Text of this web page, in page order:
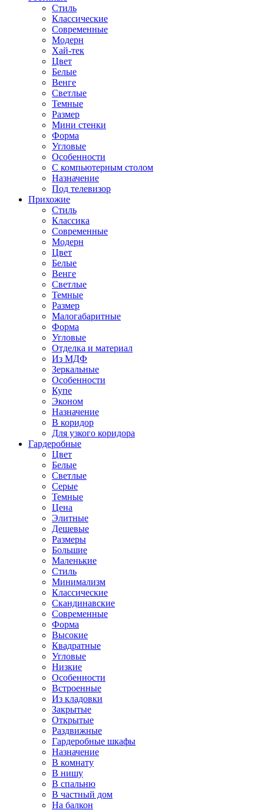
Стиль
Классические
Современные
Модерн
Хай-тек
Цвет
Белые
Венге
Светлые
Темные
Размер
Мини стенки
Форма
Угловые
Особенности
С компьютерным столом
Назначение
Под телевизор
Прихожие
Стиль
Классика
Современные
Модерн
Цвет
Белые
Венге
Светлые
Темные
Размер
Малогабаритные
Форма
Угловые
Отделка и материал
Из МДФ
Зеркальные
Особенности
Купе
Эконом
Назначение
В коридор
Для узкого коридора
Гардеробные
Цвет
Белые
Светлые
Серые
Темные
Цена
Элитные
Дешевые
Размеры
Большие
Маленькие
Стиль
Минимализм
Классические
Скандинавские
Современные
Форма
Высокие
Квадратные
Угловые
Низкие
Особенности
Встроенные
Из кладовки
Закрытые
Открытые
Раздвижные
Гардеробные шкафы
Назначение
В комнату
В нишу
В спальню
В частный дом
На балкон